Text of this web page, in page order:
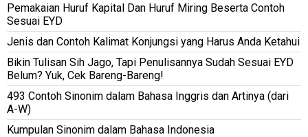
Pemakaian Huruf Kapital Dan Huruf Miring Beserta Contoh
Sesuai EYD
Jenis dan Contoh Kalimat Konjungsi yang Harus Anda Ketahui
Bikin Tulisan Sih Jago, Tapi Penulisannya Sudah Sesuai EYD
Belum? Yuk, Cek Bareng-Bareng!
493 Contoh Sinonim dalam Bahasa Inggris dan Artinya (dari
A-W)
Kumpulan Sinonim dalam Bahasa Indonesia